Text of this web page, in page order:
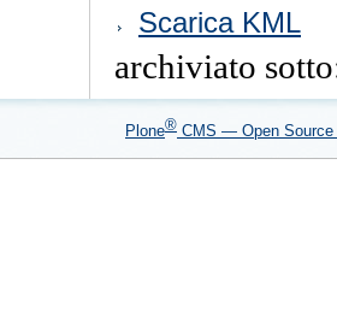
sul
documento
Scarica KML
archiviato
Plone® CMS — Open Source